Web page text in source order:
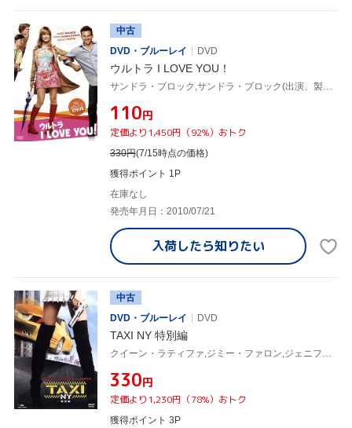
中古
DVD・ブルーレイ
DVD
ウルトラ I LOVE YOU！
サンドラ・ブロック,サンドラ・ブロック(出演、製作),ブラッドリー・クーパー,トーマス・ヘイデン・チャーチ,フィル・トレイル(監督),クリストフ・ベック(音楽)
¥110円
定価より1,450円（92%）おトク
330円(7/15時点の価格)
獲得ポイント 1P
在庫なし
発売年月日：2010/07/21
入荷したら知りたい
中古
DVD・ブルーレイ
DVD
TAXI NY 特別編
クイーン・ラティファ,ジミー・ファロン,ジェニファー・エスポジート,ジゼル・ブンチェン,ティム・ストーリー(監督),リュック・ベッソン(製作、原案),クリストフ・ベック(音楽)
¥330円
定価より1,230円（78%）おトク
獲得ポイント 3P